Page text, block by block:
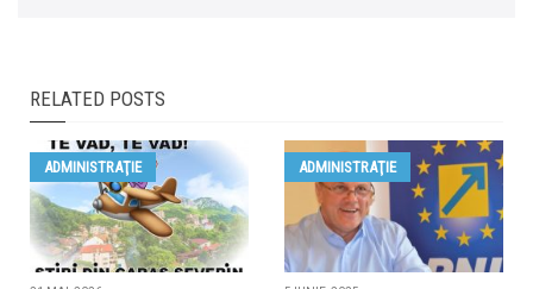
RELATED POSTS
ADMINISTRAŢIE ADMINISTRAŢIE